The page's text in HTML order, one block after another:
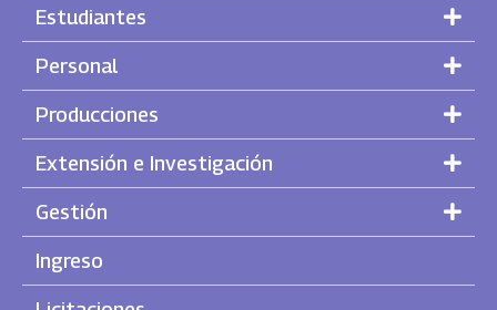
Estudiantes
Personal
Producciones
Extensión e Investigación
Gestión
Ingreso